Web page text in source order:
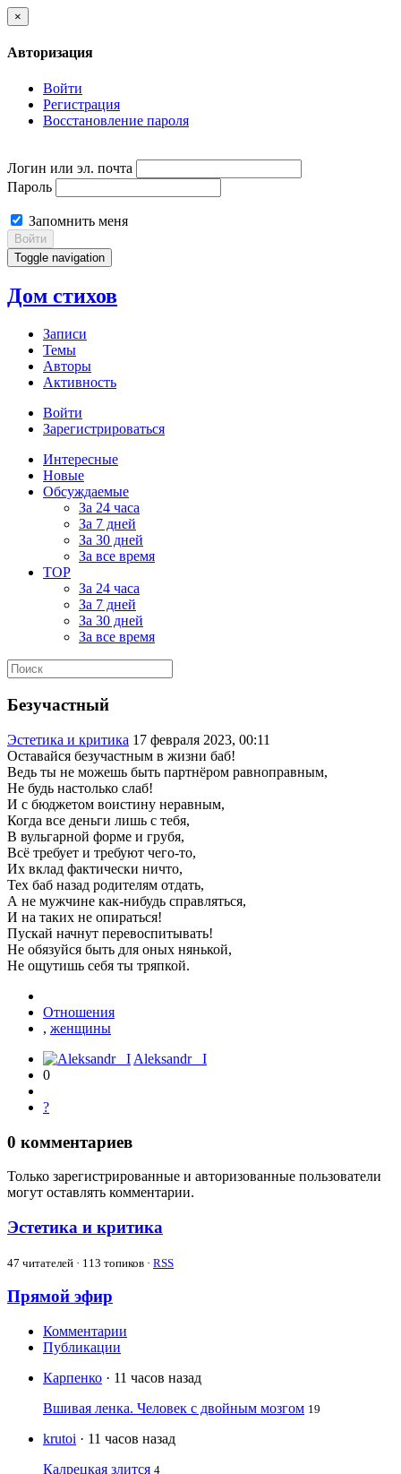
×
Авторизация
Войти
Регистрация
Восстановление пароля
Логин или эл. почта
Пароль
Запомнить меня
Войти
Toggle navigation
Дом стихов
Записи
Темы
Авторы
Активность
Войти
Зарегистрироваться
Интересные
Новые
Обсуждаемые
За 24 часа
За 7 дней
За 30 дней
За все время
TOP
За 24 часа
За 7 дней
За 30 дней
За все время
Безучастный
Эстетика и критика 17 февраля 2023, 00:11
Оставайся безучастным в жизни баб!
Ведь ты не можешь быть партнёром равноправным,
Не будь настолько слаб!
И с бюджетом воистину неравным,
Когда все деньги лишь с тебя,
В вульгарной форме и грубя,
Всё требует и требуют чего-то,
Их вклад фактически ничто,
Тех баб назад родителям отдать,
А не мужчине как-нибудь справляться,
И на таких не опираться!
Пускай начнут перевоспитывать!
Не обязуйся быть для оных нянькой,
Не ощутишь себя ты тряпкой.
Отношения
, женщины
Aleksandr_ I
0
?
0 комментариев
Только зарегистрированные и авторизованные пользователи
могут оставлять комментарии.
Эстетика и критика
47 читателей · 113 топиков · RSS
Прямой эфир
Комментарии
Публикации
Карпенко · 11 часов назад
Вшивая ленка. Человек с двойным мозгом 19
krutoi · 11 часов назад
Калрецкая злится 4